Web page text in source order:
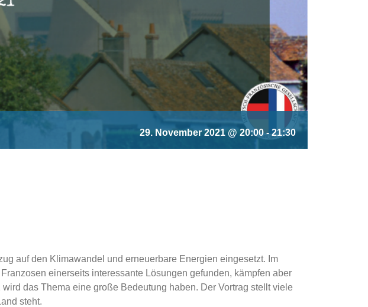
29. November 2021 @ 20:00-21:30
auf den Klimawandel und erneuerbare Energien eingesetzt. Im
einerseits interessante Lösungen gefunden, kämpfen aber
das Thema eine große Bedeutung haben. Der Vortrag stellt viele
steht.